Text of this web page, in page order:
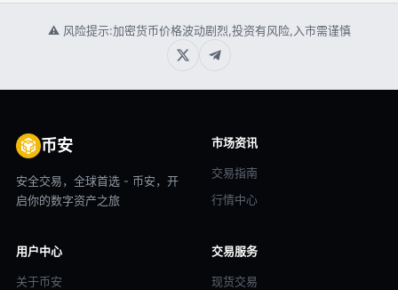
⚠ 风险提示:加密货币价格波动剧烈,投资有风险,入市需谨慎
币安
安全交易，全球首选 - 币安，开
启你的数字资产之旅
市场资讯
交易指南
行情中心
用户中心
关于币安
交易服务
现货交易